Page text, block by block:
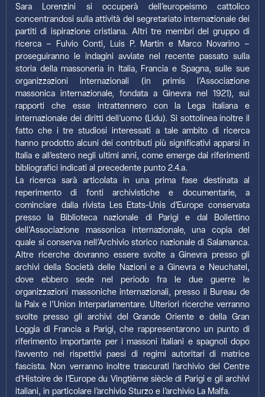
Sara Lorenzini si occuperà dell’europeismo cattolico
concentrandosi sulla attività del segretariato internazionale dei
partiti di ispirazione cristiana. Altri tre membri del gruppo di
ricerca – Fulvio Conti, Luis P. Martin e Marco Novarino –
proseguiranno le indagini avviate nel recente passato sulla
storia della massoneria in Italia, Francia e Spagna, sulle sue
organizzazioni internazionali (in primis l’Associazione
massonica internazionale, fondata a Ginevra nel 1921), sui
rapporti che esse intrattennero con la Lega italiana e
internazionale dei diritti dell’uomo (Lidu). Si sottolinea inoltre il
fatto che i tre studiosi interessati a tale ambito di ricerca
hanno prodotto alcuni dei contributi più significativi apparsi in
Italia e all’estero negli ultimi anni, come emerge dai riferimenti
bibliografici indicati al precedente punto 2.4.a.
La ricerca sarà articolata in una prima fase destinata al
reperimento di fonti archivistiche e documentarie, a
cominciare dalla rivista Les Etats-Unis d’Europe conservata
presso la Biblioteca nazionale di Parigi e dal Bollettino
dell’Associazione massonica internazionale, una copia del
quale si conserva nell’Archivio storico nazionale di Salamanca.
Altre ricerche dovranno essere svolte a Ginevra presso gli
archivi della Società delle Nazioni e a Ginevra e Neuchatel,
dove ebbero sede nel periodo fra le due guerre le
organizzazioni massoniche internazionali, presso il Bureau de
la Paix e l’Union Interparlamentare. Ulteriori ricerche verranno
svolte presso gli archivi del Grande Oriente e della Gran
Loggia di Francia a Parigi, che rappresentarono un punto di
riferimento importante per i massoni italiani e spagnoli dopo
l’avvento nei rispettivi paesi di regimi autoritari di matrice
fascista. Non verranno inoltre trascurati l’archivio del Centre
d’Histoire de l’Europe du Vingtième siècle di Parigi e gli archivi
italiani, in particolare l’archivio Sturzo e l’archivio La Malfa.